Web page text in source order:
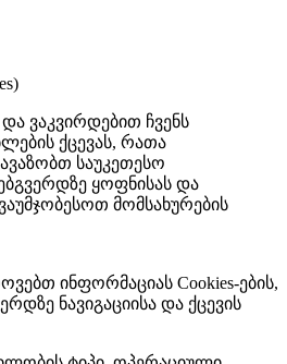
და ვაკვირდებით ჩვენს
ქცევას, რათა
საუკეთესო
ყოფნისას და
მომსახურების
ინფორმაციას Cookies-ების,
ნავიგაციისა და ქცევის